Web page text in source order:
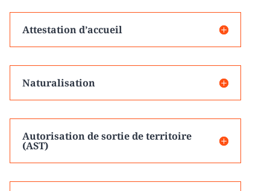
Attestation d’accueil
Naturalisation
Autorisation de sortie de territoire
(AST)